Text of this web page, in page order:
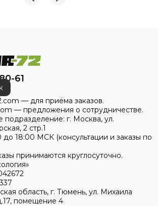
61
— для приёма заказов.
— предложения о сотрудничестве.
г. Москва, ул.
2 стр.1
до 18:00 МСК (консультации и заказы по
принимаются круглосуточно.
область, г. Тюмень, ул. Михаила
помещение 4